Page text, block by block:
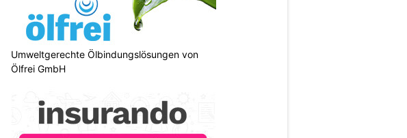
Umweltgerechte Ölbindungslösungen von
Ölfrei GmbH